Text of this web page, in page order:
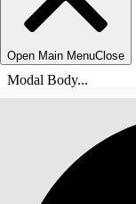
Open Main MenuClose
Modal Body...